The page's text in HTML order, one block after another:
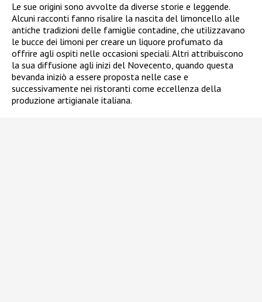
Le sue origini sono avvolte da diverse storie e leggende.
Alcuni racconti fanno risalire la nascita del limoncello alle
antiche tradizioni delle famiglie contadine, che utilizzavano
le bucce dei limoni per creare un liquore profumato da
offrire agli ospiti nelle occasioni speciali. Altri attribuiscono
la sua diffusione agli inizi del Novecento, quando questa
bevanda iniziò a essere proposta nelle case e
successivamente nei ristoranti come eccellenza della
produzione artigianale italiana.